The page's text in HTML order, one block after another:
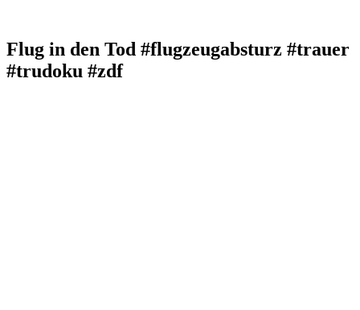
Flug in den Tod #flugzeugabsturz #trauer
#trudoku #zdf